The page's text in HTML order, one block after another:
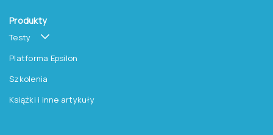
Produkty
Testy
Platforma Epsilon
Szkolenia
Książki i inne artykuły